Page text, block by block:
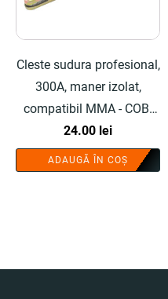
Cleste sudura profesional,
300A, maner izolat,
compatibil MMA - COBI
SMART®
24.00 lei
ADAUGĂ ÎN COȘ